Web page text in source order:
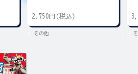
2,750円(税込)
その他